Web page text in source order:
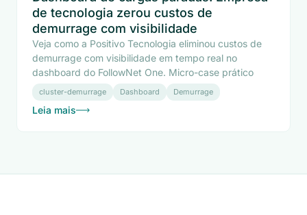
de tecnologia zerou custos de
demurrage com visibilidade
Veja como a Positivo Tecnologia eliminou custos de
demurrage com visibilidade em tempo real no
dashboard do FollowNet One. Micro-case prático
cluster-demurrage Dashboard Demurrage
Leia mais